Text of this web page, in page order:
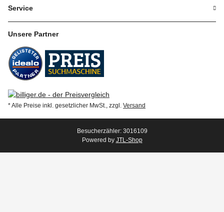
Service
Unsere Partner
* Alle Preise inkl. gesetzlicher MwSt., zzgl. Versand
Besucherzähler: 3016109
Powered by JTL-Shop